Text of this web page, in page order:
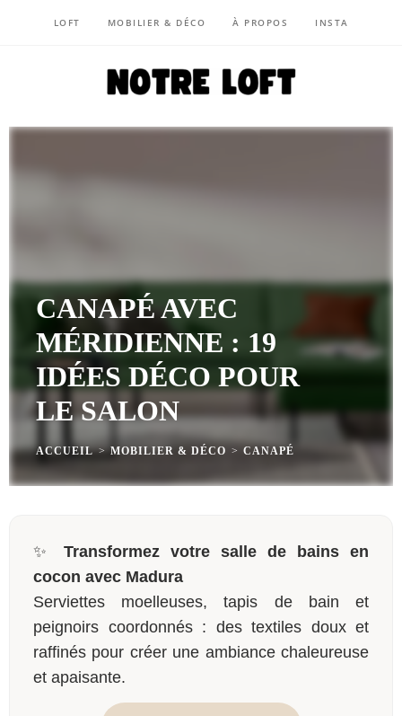
LOFT MOBILIER & DÉCO À PROPOS INSTA
CANAPÉ AVEC
MÉRIDIENNE : 19
IDÉES DÉCO POUR
LE SALON
ACCUEIL>MOBILIER & DÉCO > CANAPÉ
✨ Transformez votre salle de bains en
cocon avec Madura
Serviettes moelleuses, tapis de bain et
peignoirs coordonnés : des textiles doux et
raffinés pour créer une ambiance chaleureuse
et apaisante.